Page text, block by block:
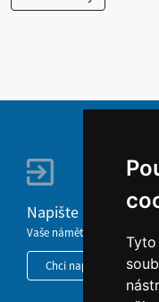
Napište nám
Vaše náměty, komentáře,
Chci napsat MKČR